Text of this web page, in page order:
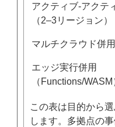
アクティブ-アクテ
（2–3リージョン）
マルチクラウド併用
エッジ実行併用
（Functions/WASM
この表は目的から
します。多拠点の